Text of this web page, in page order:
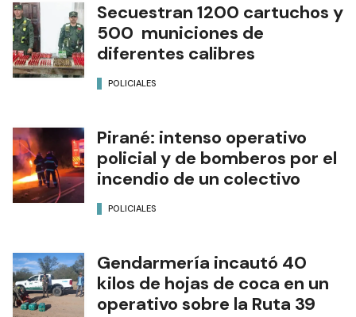
Secuestran 1200 cartuchos y
500 municiones de
diferentes calibres
POLICIALES
Pirané: intenso operativo
policial y de bomberos por el
incendio de un colectivo
POLICIALES
Gendarmería incautó 40
kilos de hojas de coca en un
operativo sobre la Ruta 39